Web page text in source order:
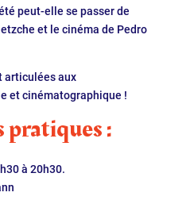
peut-elle se passer de
et le cinéma de Pedro
articulées aux
et cinématographique !
:
à 20h30.